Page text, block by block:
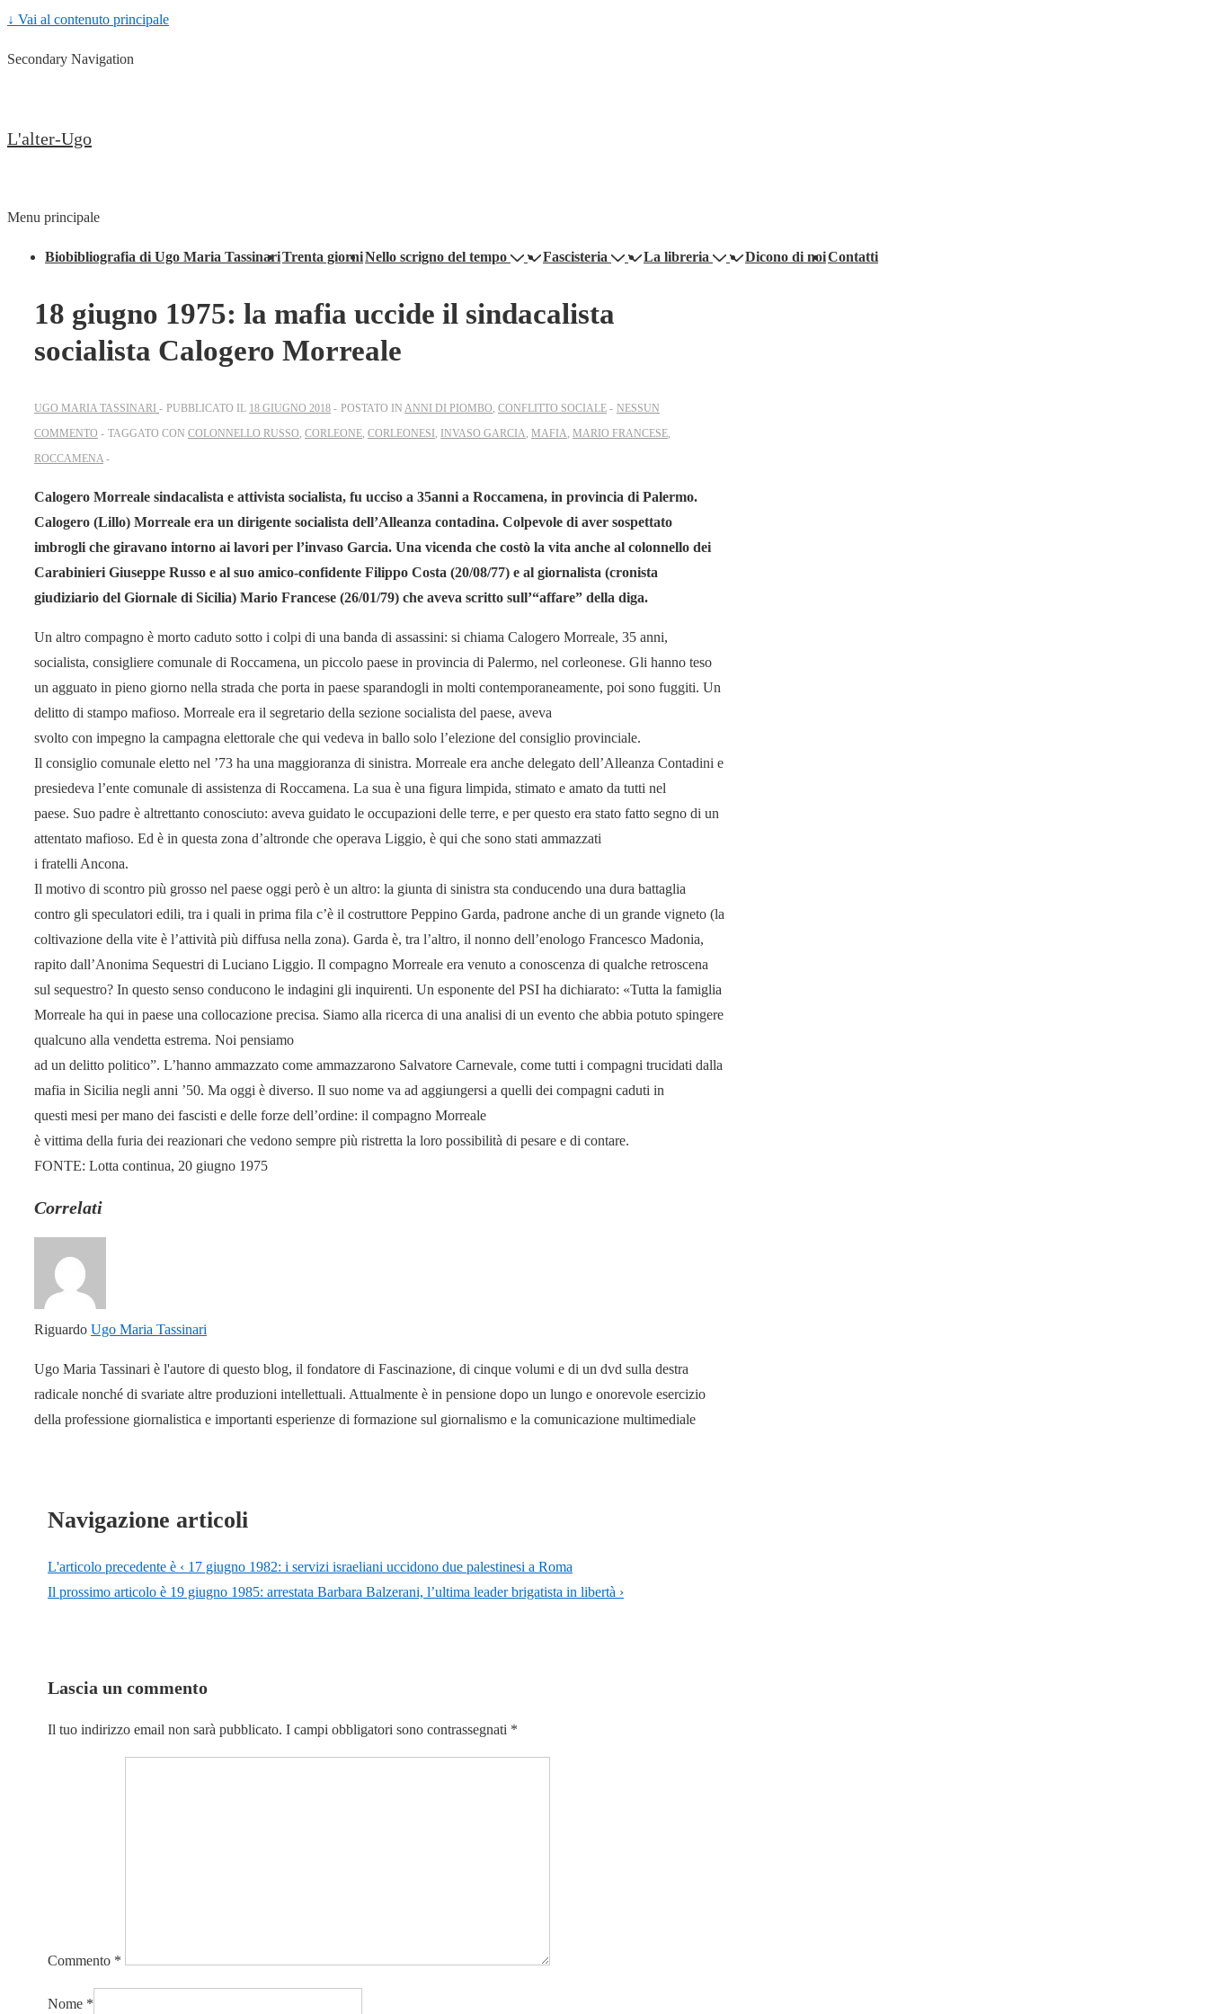
↓ Vai al contenuto principale
Secondary Navigation
L'alter-Ugo
Menu principale
Biobibliografia di Ugo Maria TassinariTrenta giorniNello scrigno del tempo Fascisteria La libreria Dicono di noiContatti
18 giugno 1975: la mafia uccide il sindacalista
socialista Calogero Morreale
UGO MARIA TASSINARI PUBBLICATO IL 18 GIUGNO 2018 POSTATO IN ANNI DI PIOMBO CONFLITTO SOCIALE
NESSUN
COMMENTO
TAGGATO CON COLONNELLO RUSSO CORLEONE CORLEONESI INVASO GARCIA MAFIA MARIO FRANCESE
ROCCAMENA
Calogero Morreale sindacalista e attivista socialista, fu ucciso a 35anni a Roccamena, in provincia di Palermo.
Calogero (Lillo) Morreale era un dirigente socialista dell’Alleanza contadina. Colpevole di aver sospettato
imbrogli che giravano intorno ai lavori per l’invaso Garcia. Una vicenda che costò la vita anche al colonnello dei
Carabinieri Giuseppe Russo e al suo amico-confidente Filippo Costa (20/08/77) e al giornalista (cronista
giudiziario del Giornale di Sicilia) Mario Francese (26/01/79) che aveva scritto sull’“affare” della diga.
Un altro compagno è morto caduto sotto i colpi di una banda di assassini: si chiama Calogero Morreale, 35 anni,
socialista, consigliere comunale di Roccamena, un piccolo paese in provincia di Palermo, nel corleonese. Gli hanno teso
un agguato in pieno giorno nella strada che porta in paese sparandogli in molti contemporaneamente, poi sono fuggiti. Un
delitto di stampo mafioso. Morreale era il segretario della sezione socialista del paese, aveva
svolto con impegno la campagna elettorale che qui vedeva in ballo solo l’elezione del consiglio provinciale.
Il consiglio comunale eletto nel ’73 ha una maggioranza di sinistra. Morreale era anche delegato dell’Alleanza Contadini e
presiedeva l’ente comunale di assistenza di Roccamena. La sua è una figura limpida, stimato e amato da tutti nel
paese. Suo padre è altrettanto conosciuto: aveva guidato le occupazioni delle terre, e per questo era stato fatto segno di un
attentato mafioso. Ed è in questa zona d’altronde che operava Liggio, è qui che sono stati ammazzati
i fratelli Ancona.
Il motivo di scontro più grosso nel paese oggi però è un altro: la giunta di sinistra sta conducendo una dura battaglia
contro gli speculatori edili, tra i quali in prima fila c’è il costruttore Peppino Garda, padrone anche di un grande vigneto (la
coltivazione della vite è l’attività più diffusa nella zona). Garda è, tra l’altro, il nonno dell’enologo Francesco Madonia,
rapito dall’Anonima Sequestri di Luciano Liggio. Il compagno Morreale era venuto a conoscenza di qualche retroscena
sul sequestro? In questo senso conducono le indagini gli inquirenti. Un esponente del PSI ha dichiarato: «Tutta la famiglia
Morreale ha qui in paese una collocazione precisa. Siamo alla ricerca di una analisi di un evento che abbia potuto spingere
qualcuno alla vendetta estrema. Noi pensiamo
ad un delitto politico”. L’hanno ammazzato come ammazzarono Salvatore Carnevale, come tutti i compagni trucidati dalla
mafia in Sicilia negli anni ’50. Ma oggi è diverso. Il suo nome va ad aggiungersi a quelli dei compagni caduti in
questi mesi per mano dei fascisti e delle forze dell’ordine: il compagno Morreale
è vittima della furia dei reazionari che vedono sempre più ristretta la loro possibilità di pesare e di contare.
FONTE: Lotta continua, 20 giugno 1975
Correlati
Riguardo Ugo Maria Tassinari
Ugo Maria Tassinari è l'autore di questo blog, il fondatore di Fascinazione, di cinque volumi e di un dvd sulla destra
radicale nonché di svariate altre produzioni intellettuali. Attualmente è in pensione dopo un lungo e onorevole esercizio
della professione giornalistica e importanti esperienze di formazione sul giornalismo e la comunicazione multimediale
Navigazione articoli
L'articolo precedente è ‹ 17 giugno 1982: i servizi israeliani uccidono due palestinesi a Roma
Il prossimo articolo è 19 giugno 1985: arrestata Barbara Balzerani, l’ultima leader brigatista in libertà ›
Lascia un commento
Il tuo indirizzo email non sarà pubblicato. I campi obbligatori sono contrassegnati *
Commento *
Nome *